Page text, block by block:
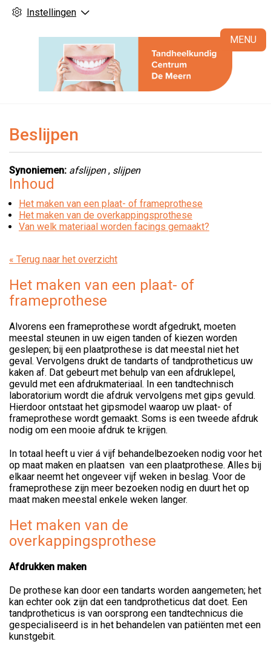
Instellingen
MENU
Beslijpen
Synoniemen: afslijpen, slijpen
Inhoud
Het maken van een plaat- of frameprothese
Het maken van de overkappingsprothese
Van welk materiaal worden facings gemaakt?
« Terug naar het overzicht
Het maken van een plaat- of
frameprothese
Alvorens een frameprothese wordt afgedrukt, moeten
meestal steunen in uw eigen tanden of kiezen worden
geslepen; bij een plaatprothese is dat meestal niet het
geval. Vervolgens drukt de tandarts of tandprotheticus uw
kaken af. Dat gebeurt met behulp van een afdruklepel,
gevuld met een afdrukmateriaal. In een tandtechnisch
laboratorium wordt die afdruk vervolgens met gips gevuld.
Hierdoor ontstaat het gipsmodel waarop uw plaat- of
frameprothese wordt gemaakt. Soms is een tweede afdruk
nodig om een mooie afdruk te krijgen.
In totaal heeft u vier á vijf behandelbezoeken nodig voor het
op maat maken en plaatsen van een plaatprothese. Alles bij
elkaar neemt het ongeveer vijf weken in beslag. Voor de
frameprothese zijn meer bezoeken nodig en duurt het op
maat maken meestal enkele weken langer.
Het maken van de
overkappingsprothese
Afdrukken maken
De prothese kan door een tandarts worden aangemeten; het
kan echter ook zijn dat een tandprotheticus dat doet. Een
tandprotheticus is van oorsprong een tandtechnicus die
gespecialiseerd is in het behandelen van patiënten met een
kunstgebit.